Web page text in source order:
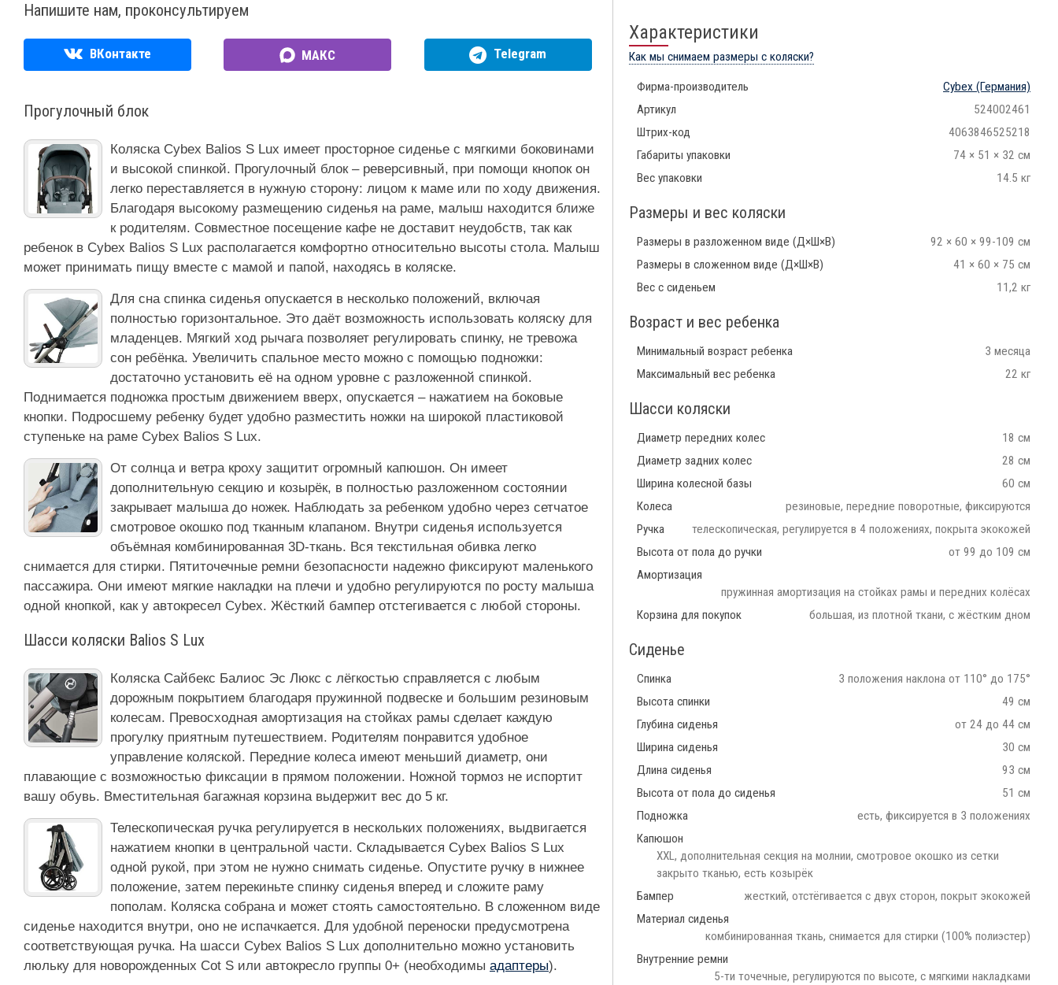
Напишите нам, проконсультируем
ВКонтакте МАКС Telegram
Прогулочный блок
Коляска Cybex Balios S Lux имеет просторное сиденье с мягкими боковинами
и высокой спинкой. Прогулочный блок – реверсивный, при помощи кнопок он
легко переставляется в нужную сторону: лицом к маме или по ходу движения.
Благодаря высокому размещению сиденья на раме, малыш находится ближе
к родителям. Совместное посещение кафе не доставит неудобств, так как
ребенок в Cybex Balios S Lux располагается комфортно относительно высоты стола. Малыш
может принимать пищу вместе с мамой и папой, находясь в коляске.
Для сна спинка сиденья опускается в несколько положений, включая
полностью горизонтальное. Это даёт возможность использовать коляску для
младенцев. Мягкий ход рычага позволяет регулировать спинку, не тревожа
сон ребёнка. Увеличить спальное место можно с помощью подножки:
достаточно установить её на одном уровне с разложенной спинкой.
Поднимается подножка простым движением вверх, опускается – нажатием на боковые
кнопки. Подросшему ребенку будет удобно разместить ножки на широкой пластиковой
ступеньке на раме Cybex Balios S Lux.
От солнца и ветра кроху защитит огромный капюшон. Он имеет
дополнительную секцию и козырёк, в полностью разложенном состоянии
закрывает малыша до ножек. Наблюдать за ребенком удобно через сетчатое
смотровое окошко под тканным клапаном. Внутри сиденья используется
объёмная комбинированная 3D-ткань. Вся текстильная обивка легко
снимается для стирки. Пятиточечные ремни безопасности надежно фиксируют маленького
пассажира. Они имеют мягкие накладки на плечи и удобно регулируются по росту малыша
одной кнопкой, как у автокресел Cybex. Жёсткий бампер отстегивается с любой стороны.
Шасси коляски Balios S Lux
Коляска Сайбекс Балиос Эс Люкс с лёгкостью справляется с любым
дорожным покрытием благодаря пружинной подвеске и большим резиновым
колесам. Превосходная амортизация на стойках рамы сделает каждую
прогулку приятным путешествием. Родителям понравится удобное
управление коляской. Передние колеса имеют меньший диаметр, они
плавающие с возможностью фиксации в прямом положении. Ножной тормоз не испортит
вашу обувь. Вместительная багажная корзина выдержит вес до 5 кг.
Телескопическая ручка регулируется в нескольких положениях, выдвигается
нажатием кнопки в центральной части. Складывается Cybex Balios S Lux
одной рукой, при этом не нужно снимать сиденье. Опустите ручку в нижнее
положение, затем перекиньте спинку сиденья вперед и сложите раму
пополам. Коляска собрана и может стоять самостоятельно. В сложенном виде
сиденье находится внутри, оно не испачкается. Для удобной переноски предусмотрена
соответствующая ручка. На шасси Cybex Balios S Lux дополнительно можно установить
люльку для новорожденных Cot S или автокресло группы 0+ (необходимы адаптеры).
Характеристики
Как мы снимаем размеры с коляски?
Фирма-производитель Cybex (Германия)
Артикул
524002461
Штрих-код
4063846525218
Габариты упаковки
74 × 51 × 32 см
Вес упаковки
14.5 кг
Размеры и вес коляски
Размеры в разложенном виде (Д×Ш×В)
92 × 60 × 99-109 см
Размеры в сложенном виде (Д×Ш×В)
41 × 60 × 75 см
Вес с сиденьем
11,2 кг
Возраст и вес ребенка
Минимальный возраст ребенка
3 месяца
Максимальный вес ребенка
22 кг
Шасси коляски
Диаметр передних колес
18 см
Диаметр задних колес
28 см
Ширина колесной базы
60 см
Колеса
резиновые, передние поворотные, фиксируются
Ручка
телескопическая, регулируется в 4 положениях, покрыта экокожей
Высота от пола до ручки
от 99 до 109 см
Амортизация
пружинная амортизация на стойках рамы и передних колёсах
Корзина для покупок
большая, из плотной ткани, с жёстким дном
Сиденье
Спинка
3 положения наклона от 110° до 175°
Высота спинки
49 см
Глубина сиденья
от 24 до 44 см
Ширина сиденья
30 см
Длина сиденья
93 см
Высота от пола до сиденья
51 см
Подножка
есть, фиксируется в 3 положениях
Капюшон
XXL, дополнительная секция на молнии, смотровое окошко из сетки
закрыто тканью, есть козырёк
Бампер
жесткий, отстёгивается с двух сторон, покрыт экокожей
Материал сиденья
комбинированная ткань, снимается для стирки (100% полиэстер)
Внутренние ремни
5-ти точечные, регулируются по высоте, с мягкими накладками